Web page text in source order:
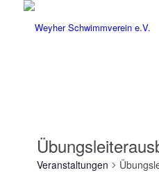
Veranstaltungen